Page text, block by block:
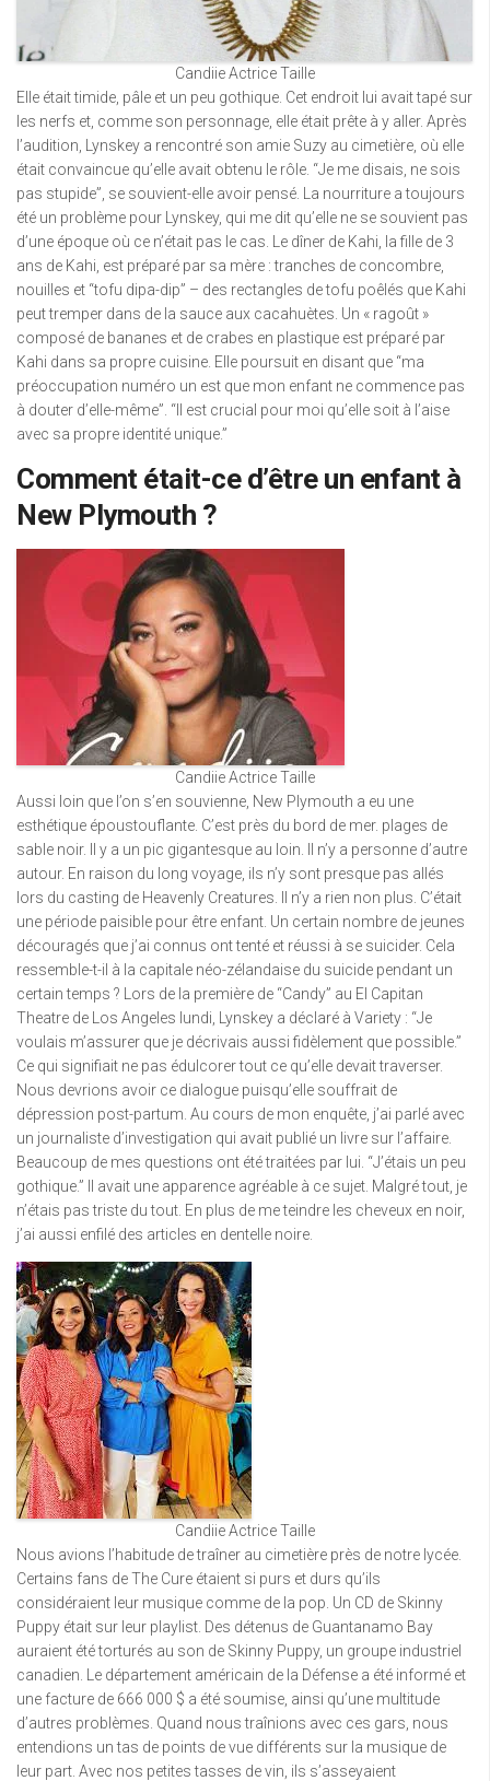
Candiie Actrice Taille
Elle était timide, pâle et un peu gothique. Cet endroit lui avait tapé sur
les nerfs et, comme son personnage, elle était prête à y aller. Après
l’audition, Lynskey a rencontré son amie Suzy au cimetière, où elle
était convaincue qu’elle avait obtenu le rôle. “Je me disais, ne sois
pas stupide”, se souvient-elle avoir pensé. La nourriture a toujours
été un problème pour Lynskey, qui me dit qu’elle ne se souvient pas
d’une époque où ce n’était pas le cas. Le dîner de Kahi, la fille de 3
ans de Kahi, est préparé par sa mère : tranches de concombre,
nouilles et “tofu dipa-dip” – des rectangles de tofu poêlés que Kahi
peut tremper dans de la sauce aux cacahuètes. Un « ragoût »
composé de bananes et de crabes en plastique est préparé par
Kahi dans sa propre cuisine. Elle poursuit en disant que “ma
préoccupation numéro un est que mon enfant ne commence pas
à douter d’elle-même”. “Il est crucial pour moi qu’elle soit à l’aise
avec sa propre identité unique.”
Comment était-ce d’être un enfant à
New Plymouth ?
Candiie Actrice Taille
Aussi loin que l’on s’en souvienne, New Plymouth a eu une
esthétique époustouflante. C’est près du bord de mer. plages de
sable noir. Il y a un pic gigantesque au loin. Il n’y a personne d’autre
autour. En raison du long voyage, ils n’y sont presque pas allés
lors du casting de Heavenly Creatures. Il n’y a rien non plus. C’était
une période paisible pour être enfant. Un certain nombre de jeunes
découragés que j’ai connus ont tenté et réussi à se suicider. Cela
ressemble-t-il à la capitale néo-zélandaise du suicide pendant un
certain temps ? Lors de la première de “Candy” au El Capitan
Theatre de Los Angeles lundi, Lynskey a déclaré à Variety : “Je
voulais m’assurer que je décrivais aussi fidèlement que possible.”
Ce qui signifiait ne pas édulcorer tout ce qu’elle devait traverser.
Nous devrions avoir ce dialogue puisqu’elle souffrait de
dépression post-partum. Au cours de mon enquête, j’ai parlé avec
un journaliste d’investigation qui avait publié un livre sur l’affaire.
Beaucoup de mes questions ont été traitées par lui. “J’étais un peu
gothique.” Il avait une apparence agréable à ce sujet. Malgré tout, je
n’étais pas triste du tout. En plus de me teindre les cheveux en noir,
j’ai aussi enfilé des articles en dentelle noire.
Candiie Actrice Taille
Nous avions l’habitude de traîner au cimetière près de notre lycée.
Certains fans de The Cure étaient si purs et durs qu’ils
considéraient leur musique comme de la pop. Un CD de Skinny
Puppy était sur leur playlist. Des détenus de Guantanamo Bay
auraient été torturés au son de Skinny Puppy, un groupe industriel
canadien. Le département américain de la Défense a été informé et
une facture de 666 000 $ a été soumise, ainsi qu’une multitude
d’autres problèmes. Quand nous traînions avec ces gars, nous
entendions un tas de points de vue différents sur la musique de
leur part. Avec nos petites tasses de vin, ils s’asseyaient